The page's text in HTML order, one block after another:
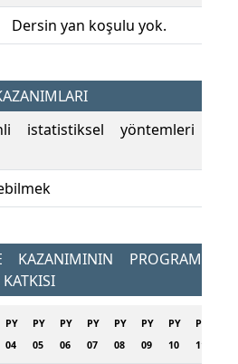
Dersin yan koşulu yok.
istatistiksel yöntemleri
KAZANIMININ PROGRAM
KATKISI
PY
04
PY
05
PY
06
PY
07
PY
08
PY
09
PY
10
PY
11